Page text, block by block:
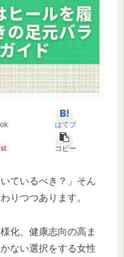
はてブ
コピー
ているべき？」そん
りつつあります。
化、健康志向の高ま
ない選択をする女性